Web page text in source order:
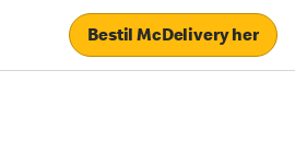
Bestil McDelivery her